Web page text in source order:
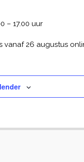
– 17.00 uur
vanaf 26 augustus